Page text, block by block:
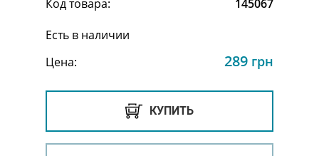
Код товара:
145067
Есть в наличии
Цена:
289 грн
КУПИТЬ